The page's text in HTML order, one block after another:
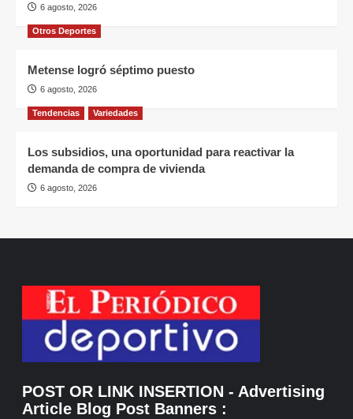
6 agosto, 2026
Otros Deportes
Metense logró séptimo puesto
6 agosto, 2026
Tendencias Variedades
Los subsidios, una oportunidad para reactivar la
demanda de compra de vivienda
6 agosto, 2026
POST OR LINK INSERTION - Advertising
Article Blog Post Banners :